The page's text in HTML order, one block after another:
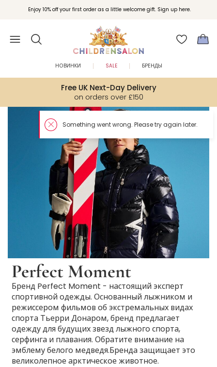
Enjoy 10% off your first order as a little welcome gift. Sign up here.
Free UK Next-Day Delivery
on orders over £150
НОВИНКИ SALE БРЕНДЫ
Perfect Moment
Бренд Perfect Moment - настоящий эксперт
спортивной одежды. Основанный лыжником и
режиссером фильмов об экстремальных видах
спорта Тьерри Донаром, бренд предлагает
одежду для будущих звезд лыжного спорта,
серфинга и плавания. Обратите внимание на
эмблему белого медведя.Бренда защищает это
великолепное арктическое животное.